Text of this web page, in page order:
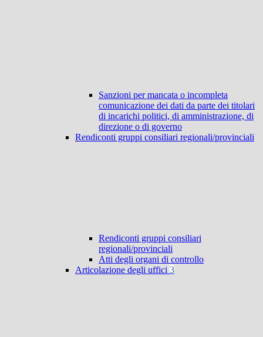
Sanzioni per mancata o incompleta
comunicazione dei dati da parte dei titolari
di incarichi politici, di amministrazione, di
direzione o di governo
Rendiconti gruppi consiliari regionali/provinciali
Rendiconti gruppi consiliari
regionali/provinciali
Atti degli organi di controllo
Articolazione degli uffici 3